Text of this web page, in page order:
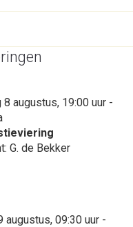
8 augustus, 19:00 uur -
G. de Bekker
augustus, 09:30 uur -